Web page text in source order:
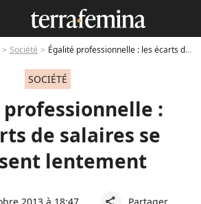
Société Égalité professionnelle : les écarts de salaires se réduisent lentement
SOCIÉTÉ
:
de salaires se
lentement
2013 à 18:47 share Partager